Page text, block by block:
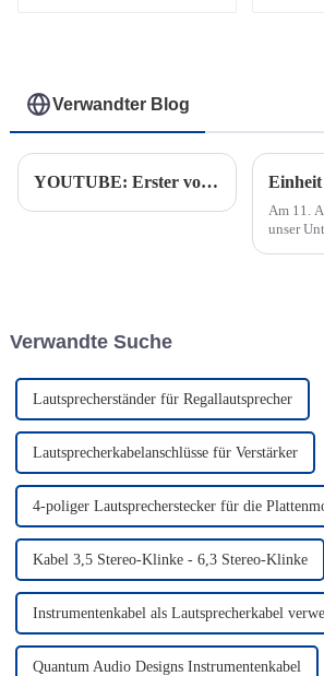
Verwandter Blog
YOUTUBE: Erster voller Container mit Audiokabel auf dem Weg von Thailand in die USA
Am 11.
unser
Verwandte Suche
Lautsprecherständer für Regallautsprecher
Lautsprecherkabelanschlüsse für Verstärker
4-poliger Lautsprecherstecker für die
Kabel 3,5 Stereo-Klinke - 6,3 Stereo-Klinke
Instrumentenkabel als Lautsprecherkabel
Quantum Audio Designs Instrumentenkabel